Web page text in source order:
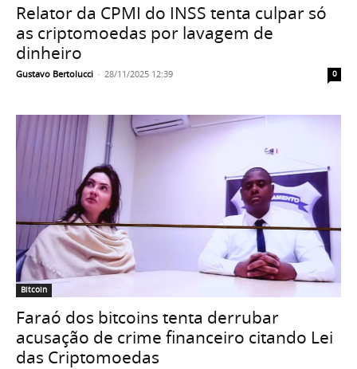
Relator da CPMI do INSS tenta culpar só
as criptomoedas por lavagem de
dinheiro
Gustavo Bertolucci - 28/11/2025 12:39 0
Bitcoin
Faraó dos bitcoins tenta derrubar
acusação de crime financeiro citando Lei
das Criptomoedas